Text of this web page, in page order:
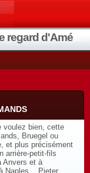
voulez bien, cette
Bruegel ou
et plus précisément
arrière-petit-fils
Anvers et à
à Naples. Pieter